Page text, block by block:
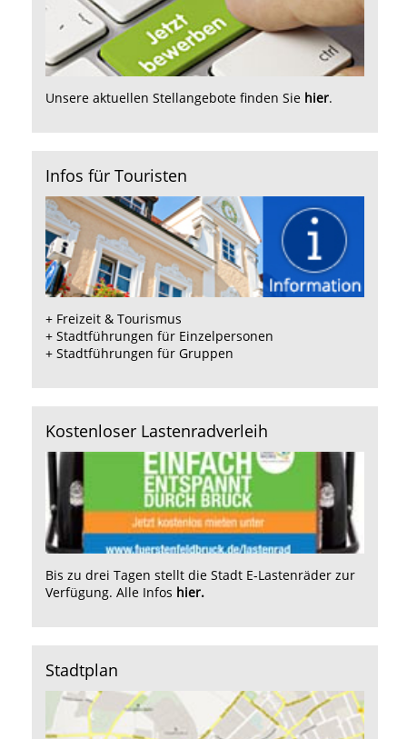
Unsere aktuellen Stellangebote finden Sie hier.
Infos für Touristen
+ Freizeit & Tourismus
+ Stadtführungen für Einzelpersonen
+ Stadtführungen für Gruppen
Kostenloser Lastenradverleih
Bis zu drei Tagen stellt die Stadt E-Lastenräder zur
Verfügung. Alle Infos hier.
Stadtplan